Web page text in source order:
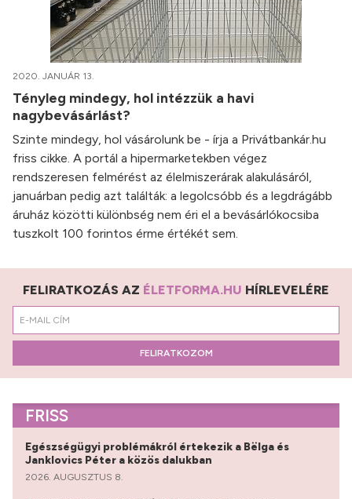
2020. JANUÁR 13.
Tényleg mindegy, hol intézzük a havi
nagybevásárlást?
Szinte mindegy, hol vásárolunk be - írja a Privátbankár.hu
friss cikke. A portál a hipermarketekben végez
rendszeresen felmérést az élelmiszerárak alakulásáról,
januárban pedig azt találták: a legolcsóbb és a legdrágább
áruház közötti különbség nem éri el a bevásárlókocsiba
tuszkolt 100 forintos érme értékét sem.
FELIRATKOZÁS AZ ÉLETFORMA.HU HÍRLEVELÉRE
FELIRATKOZOM
FRISS
Egészségügyi problémákról értekezik a Bëlga és
Janklovics Péter a közös dalukban
2026. AUGUSZTUS 8.